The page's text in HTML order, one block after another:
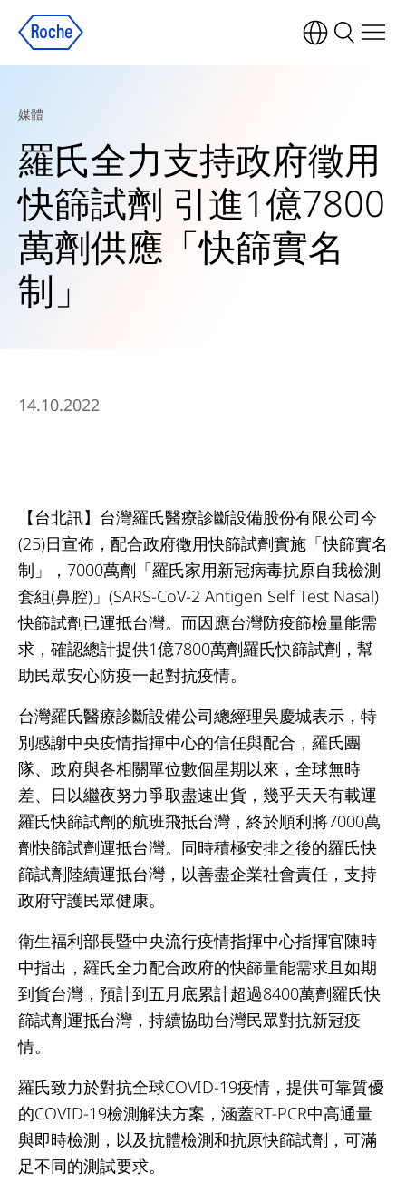
媒體
羅氏全力支持政府徵用
快篩試劑 引進1億7800
萬劑供應「快篩實名
制」
14.10.2022
【台北訊】台灣羅氏醫療診斷設備股份有限公司今
(25)日宣佈，配合政府徵用快篩試劑實施「快篩實名
制」，7000萬劑「羅氏家用新冠病毒抗原自我檢測
套組(鼻腔)」(SARS-CoV-2 Antigen Self Test Nasal)
快篩試劑已運抵台灣。而因應台灣防疫篩檢量能需
求，確認總計提供1億7800萬劑羅氏快篩試劑，幫
助民眾安心防疫一起對抗疫情。
台灣羅氏醫療診斷設備公司總經理吳慶城表示，特
別感謝中央疫情指揮中心的信任與配合，羅氏團
隊、政府與各相關單位數個星期以來，全球無時
差、日以繼夜努力爭取盡速出貨，幾乎天天有載運
羅氏快篩試劑的航班飛抵台灣，終於順利將7000萬
劑快篩試劑運抵台灣。同時積極安排之後的羅氏快
篩試劑陸續運抵台灣，以善盡企業社會責任，支持
政府守護民眾健康。
衛生福利部長暨中央流行疫情指揮中心指揮官陳時
中指出，羅氏全力配合政府的快篩量能需求且如期
到貨台灣，預計到五月底累計超過8400萬劑羅氏快
篩試劑運抵台灣，持續協助台灣民眾對抗新冠疫
情。
羅氏致力於對抗全球COVID-19疫情，提供可靠質優
的COVID-19檢測解決方案，涵蓋RT-PCR中高通量
與即時檢測，以及抗體檢測和抗原快篩試劑，可滿
足不同的測試要求。